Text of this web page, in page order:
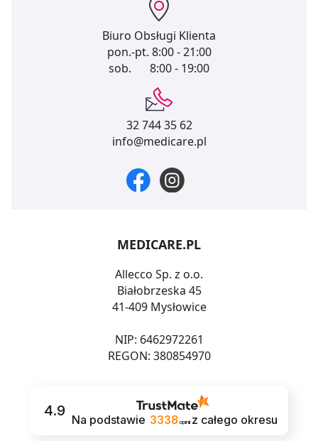
Biuro Obsługi Klienta
pon.-pt. 8:00 - 21:00
sob.
8:00 - 19:00
32 744 35 62
info@medicare.pl
MEDICARE.PL
Allecco Sp. z o.o.
Białobrzeska 45
41-409 Mysłowice
NIP: 6462972261
REGON: 380854970
4.9
Na podstawie 3338 opinii z całego okresu